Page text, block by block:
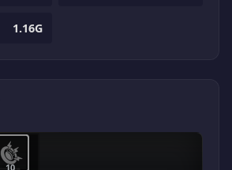
1.16G
10